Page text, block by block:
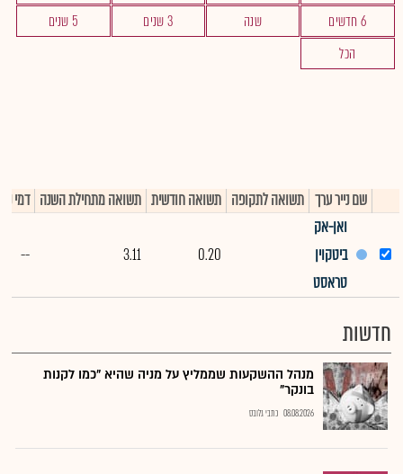
6 חדשים
שנה 3 שנים
5 שנים
הכל
שם נייר ערך תשואה לתקופה תשואה חודשית תשואה מתחילת השנה דמי
ואן-אק
ביטקוין
טראסט
0.20
3.11
--
חדשות
מנהל ההשקעות שממליץ על מניה שהיא "כמו לקנות
בונקר"
08.08.2026 כתבי גלובס